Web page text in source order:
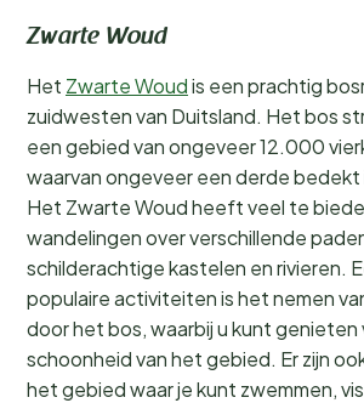
Zwarte Woud
Het Zwarte Woudis een prachtig
zuidwesten van Duitsland. Het bos
een gebied van ongeveer 12.000
waarvan ongeveer een derde bedekt
Het Zwarte Woud heeft veel te
wandelingen over verschillende
schilderachtige kastelen en rivieren.
populaire activiteiten is het nemen
door het bos, waarbij u kunt genieten
schoonheid van het gebied. Er zijn
het gebied waar je kunt zwemmen,